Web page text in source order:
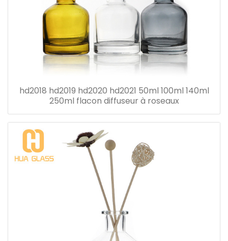
hd2018 hd2019 hd2020 hd2021 50ml 100ml 140ml
250ml flacon diffuseur à roseaux